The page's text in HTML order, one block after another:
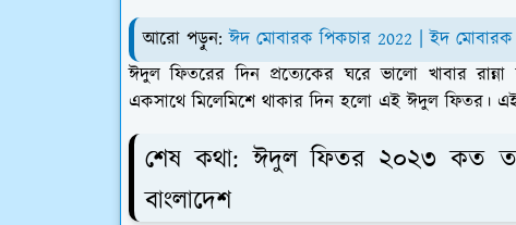
আরো পড়ুন:ঈদ মোবারক পিকচার 2022 | ইদ মোবারক
ঈদুল ফিতরের দিন প্রত্যেকের ঘরে ভালো খাবার
একসাথে মিলেমিশে থাকার দিন হলো এই ঈদুল ফিতর।
শেষ কথা: ঈদুল ফিতর ২০২৩ কত
বাংলাদেশ